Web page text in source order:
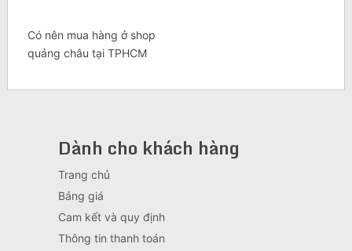
Có nên mua hàng ở shop
quảng châu tại TPHCM
Dành cho khách hàng
Trang chủ
Bảng giá
Cam kết và quy định
Thông tin thanh toán